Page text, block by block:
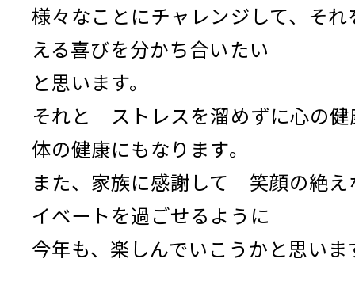
様々なことにチャレンジして、それ
える喜びを分かち合いたい
と思います。
それと ストレスを溜めずに心の健
体の健康にもなります。
また、家族に感謝して 笑顔の絶え
イベートを過ごせるように
今年も、楽しんでいこうかと思いま